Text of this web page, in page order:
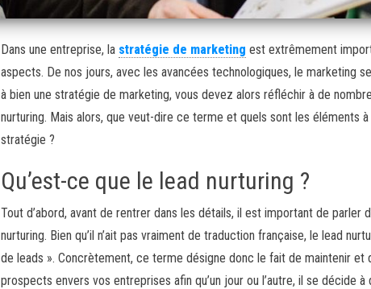
Dans une entreprise, la stratégie de marketing est extrêmement
aspects. De nos jours, avec les avancées technologiques, le marketing
à bien une stratégie de marketing, vous devez alors réfléchir à de
nurturing. Mais alors, que veut-dire ce terme et quels sont les éléments
stratégie ?
Qu’est-ce que le lead nurturing ?
Tout d’abord, avant de rentrer dans les détails, il est important de
nurturing. Bien qu’il n’ait pas vraiment de traduction française, le lead
de leads ». Concrètement, ce terme désigne donc le fait de maintenir et
prospects envers vos entreprises afin qu’un jour ou l’autre, il se décide